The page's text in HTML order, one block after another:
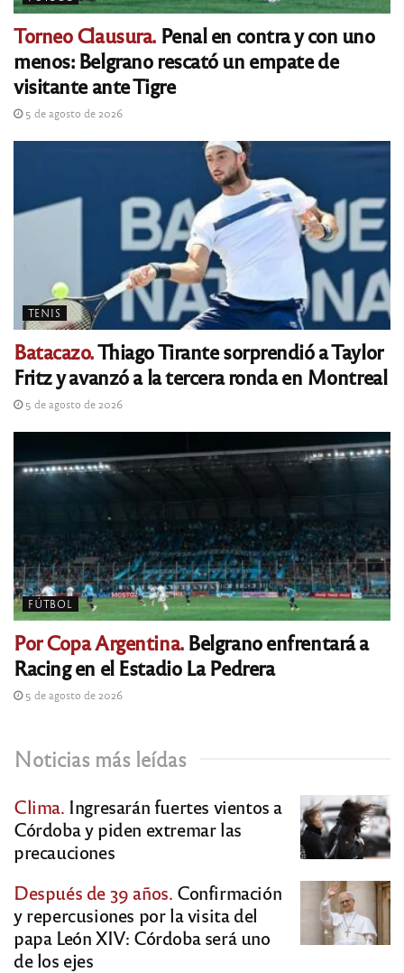
Torneo Clausura.Penal en contra y con uno
menos: Belgrano rescató un empate de
visitante ante Tigre
5 de agosto de 2026
TENIS
Batacazo.Thiago Tirante sorprendió a Taylor
Fritz y avanzó a la tercera ronda en Montreal
5 de agosto de 2026
FÚTBOL
Por Copa Argentina.Belgrano enfrentará a
Racing en el Estadio La Pedrera
5 de agosto de 2026
Noticias más leídas
Clima. Ingresarán fuertes vientos a
Córdoba y piden extremar las
precauciones
Después de 39 años. Confirmación
y repercusiones por la visita del
papa León XIV: Córdoba será uno
de los ejes